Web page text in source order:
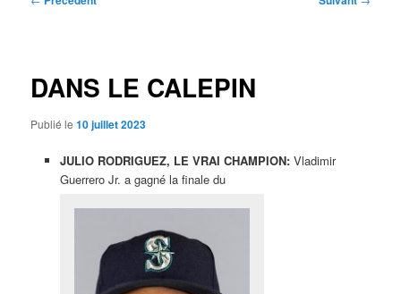
DANS LE CALEPIN
Publié le10 juillet 2023
JULIO RODRIGUEZ, LE VRAI CHAMPION: Vladimir
Guerrero Jr. a gagné la finale du